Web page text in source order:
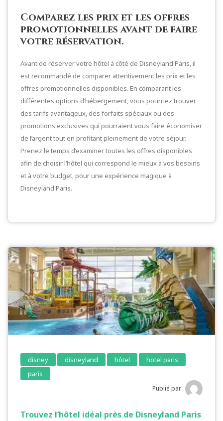
Comparez les prix et les offres
promotionnelles avant de faire
votre réservation.
Avant de réserver votre hôtel à côté de Disneyland Paris, il
est recommandé de comparer attentivement les prix et les
offres promotionnelles disponibles. En comparant les
différentes options d’hébergement, vous pourriez trouver
des tarifs avantageux, des forfaits spéciaux ou des
promotions exclusives qui pourraient vous faire économiser
de l’argent tout en profitant pleinement de votre séjour.
Prenez le temps d’examiner toutes les offres disponibles
afin de choisir l’hôtel qui correspond le mieux à vos besoins
et à votre budget, pour une expérience magique à
Disneyland Paris.
disney disneyland hôtel
hotel paris
paris
Publié par
Trouvez l’hôtel idéal près de Disneyland Paris